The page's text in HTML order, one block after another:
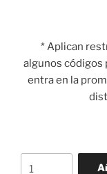
* Aplican
algunos códigos
entra en la